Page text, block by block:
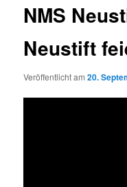
NMS
Neustift
Veröffentlicht am20.